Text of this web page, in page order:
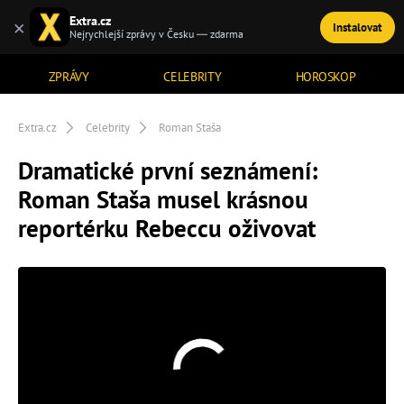
ZPRÁVY CELEBRITY HOROSKOP
TÉMATA
Extra.cz Celebrity Roman Staša
Dramatické první seznámení:
Roman Staša musel krásnou
reportérku Rebeccu oživovat
× Extra.cz
Nejrychlejší zprávy v Česku — zdarma Instalovat